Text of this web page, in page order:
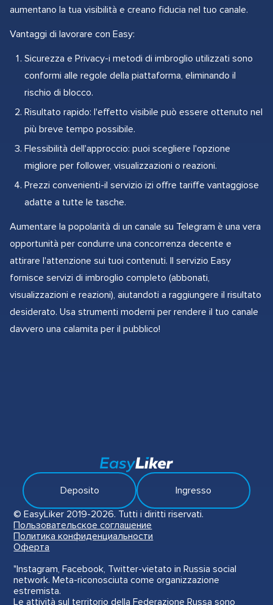
aumentano la tua visibilità e creano fiducia nel tuo canale.
Vantaggi di lavorare con Easy:
Sicurezza e Privacy-i metodi di imbroglio utilizzati sono
conformi alle regole della piattaforma, eliminando il
rischio di blocco.
Risultato rapido: l'effetto visibile può essere ottenuto nel
più breve tempo possibile.
Flessibilità dell'approccio: puoi scegliere l'opzione
migliore per follower, visualizzazioni o reazioni.
Prezzi convenienti-il servizio izi offre tariffe vantaggiose
adatte a tutte le tasche.
Aumentare la popolarità di un canale su Telegram è una vera
opportunità per condurre una concorrenza decente e
attirare l'attenzione sui tuoi contenuti. Il servizio Easy
fornisce servizi di imbroglio completo (abbonati,
visualizzazioni e reazioni), aiutandoti a raggiungere il risultato
desiderato. Usa strumenti moderni per rendere il tuo canale
davvero una calamita per il pubblico!
Deposito
Ingresso
© EasyLiker 2019-2026. Tutti i diritti riservati.
Пользовательское соглашение
Политика конфиденциальности
Оферта
"Instagram, Facebook, Twitter-vietato in Russia social
network. Meta-riconosciuta come organizzazione
estremista.
Le attività sul territorio della Federazione Russa sono